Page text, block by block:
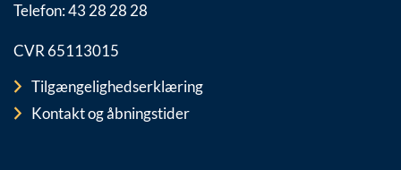
Telefon: 43 28 28 28
CVR 65113015
Tilgængelighedserklæring
Kontakt og åbningstider